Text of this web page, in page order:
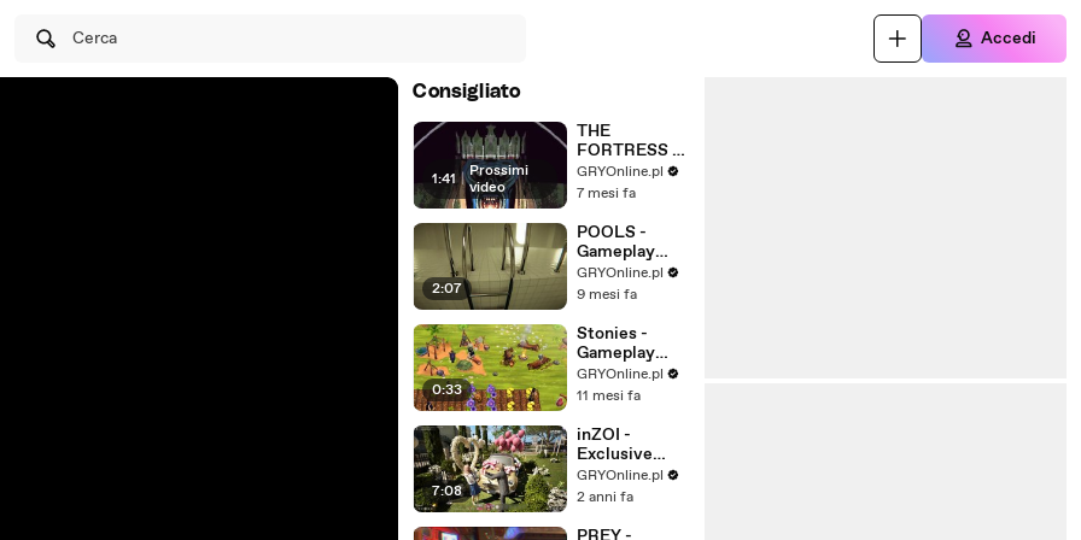
Cerca Accedi
Consigliato
1:41 | Prossimi
video
THE
FORTRESS –
Gameplay
Trailer
GRYOnline.pl
7 mesi fa
2:07
POOLS -
Gameplay
Trailer
GRYOnline.pl
9 mesi fa
0:33
Stonies -
Gameplay
Trailer
GRYOnline.pl
11 mesi fa
7:08
inZOI -
Exclusive
Gameplay
Trailer
GRYOnline.pl
2 anni fa